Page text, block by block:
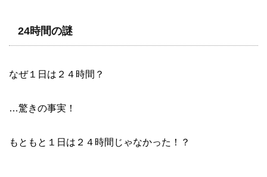
24時間の謎
なぜ１日は２４時間？
…驚きの事実！
もともと１日は２４時間じゃなかった！？